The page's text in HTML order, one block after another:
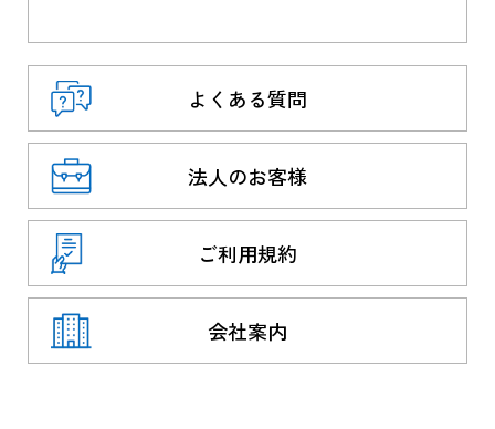
よくある質問
法人のお客様
ご利用規約
会社案内